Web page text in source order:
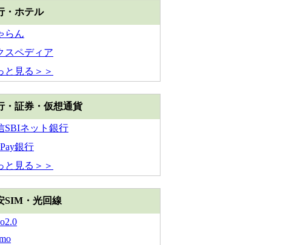
・ホテル
らん
スペディア
と見る＞＞
・証券・仮想通貨
SBIネット銀行
銀行
と見る＞＞
SIM・光回線